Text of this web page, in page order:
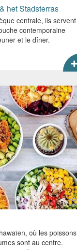
het Stadsterras
centrale, ils servent
contemporaine
et le dîner.
où les poissons
sont au centre.